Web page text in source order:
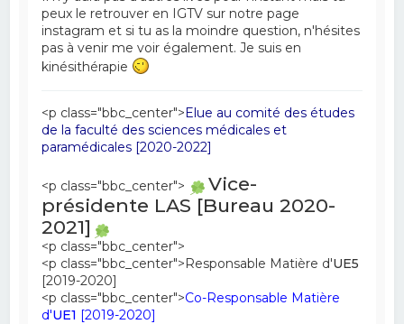
peux le retrouver en IGTV sur notre page
instagram et si tu as la moindre question, n'hésites
pas à venir me voir également. Je suis en
kinésithérapie
<p class="bbc_center">Elue au comité des études
de la faculté des sciences médicales et
paramédicales [2020-2022]
<p class="bbc_center">
Vice-
présidente LAS [Bureau 2020-
2021]
<p class="bbc_center">
<p class="bbc_center">Responsable Matière d'UE5
[2019-2020]
<p class="bbc_center">Co-Responsable Matière
d'UE1 [2019-2020]